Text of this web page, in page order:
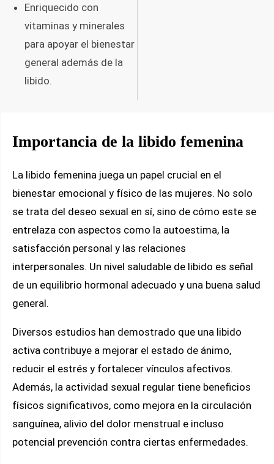
Enriquecido con
vitaminas y minerales
para apoyar el bienestar
general además de la
libido.
Importancia de la libido femenina
La libido femenina juega un papel crucial en el
bienestar emocional y físico de las mujeres. No solo
se trata del deseo sexual en sí, sino de cómo este se
entrelaza con aspectos como la autoestima, la
satisfacción personal y las relaciones
interpersonales. Un nivel saludable de libido es señal
de un equilibrio hormonal adecuado y una buena salud
general.
Diversos estudios han demostrado que una libido
activa contribuye a mejorar el estado de ánimo,
reducir el estrés y fortalecer vínculos afectivos.
Además, la actividad sexual regular tiene beneficios
físicos significativos, como mejora en la circulación
sanguínea, alivio del dolor menstrual e incluso
potencial prevención contra ciertas enfermedades.